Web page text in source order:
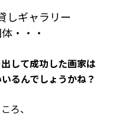
しギャラリー
・・・
して成功した画家は
るんでしょうかね？
ろ、